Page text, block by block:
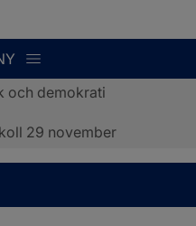
och demokrati
29 november